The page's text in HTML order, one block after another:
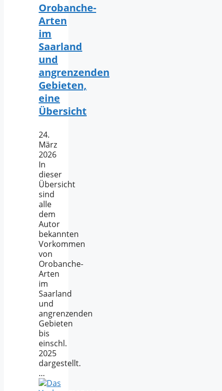
Orobanche-
Arten
im
Saarland
und
angrenzenden
Gebieten,
eine
Übersicht
24.
März
2026
In
dieser
Übersicht
sind
alle
dem
Autor
bekannten
Vorkommen
von
Orobanche-
Arten
im
Saarland
und
angrenzenden
Gebieten
bis
einschl.
2025
dargestellt.
…